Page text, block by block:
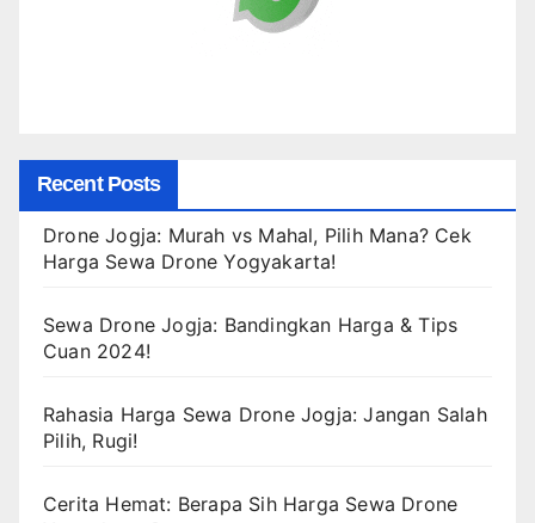
Recent Posts
Drone Jogja: Murah vs Mahal, Pilih Mana? Cek
Harga Sewa Drone Yogyakarta!
Sewa Drone Jogja: Bandingkan Harga & Tips
Cuan 2024!
Rahasia Harga Sewa Drone Jogja: Jangan Salah
Pilih, Rugi!
Cerita Hemat: Berapa Sih Harga Sewa Drone